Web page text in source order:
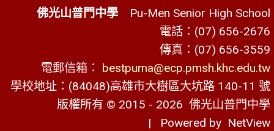
佛光山普門中學 Pu-Men Senior High School
電話：(07) 656-2676
傳真：(07) 656-3559
電郵信箱： bestpuma@ecp.pmsh.khc.edu.tw
學校地址：(84048)高雄市大樹區大坑路 140-11 號
版權所有 © 2015 - 2026 佛光山普門中學
| Powered by NetView